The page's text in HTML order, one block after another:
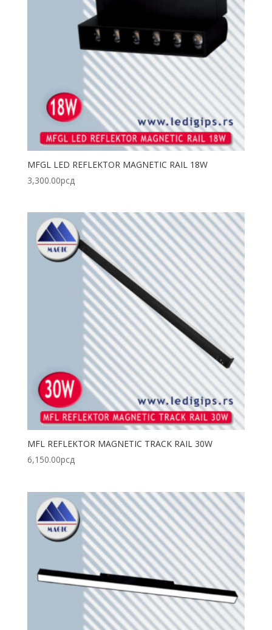
MFGL LED REFLEKTOR MAGNETIC RAIL 18W
3,300.00рсд
MFL REFLEKTOR MAGNETIC TRACK RAIL 30W
6,150.00рсд